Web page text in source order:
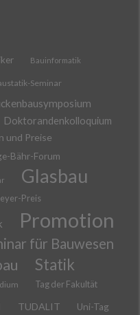
Bauinformatik
Seminar
Doktorandenkolloquium
und Preise
Bähr-Forum
Glasbau
Preis
Promotion
für Bauwesen
Statik
Tag der Fakultät
TUDALIT Uni-Tag